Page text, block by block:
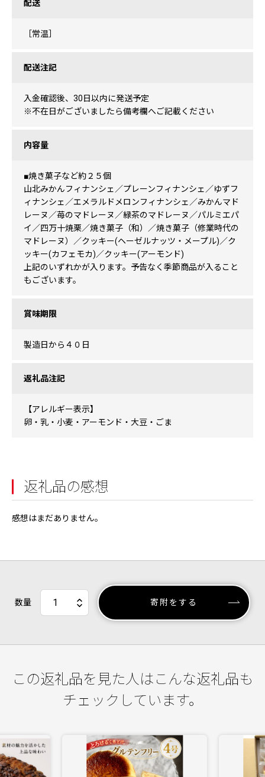
配送
［常温］
配送注記
入金確認後、30日以内に発送予定
※不在日がございましたら備考欄へご記載ください
内容量
■焼き菓子など約２５個
山北みかんフィナンシェ／プレーンフィナンシェ／ゆずフ
ィナンシェ／エメラルドメロンフィナンシェ／みかんマド
レーヌ／苺のマドレーヌ／緑茶のマドレーヌ／パルミエパ
イ／四万十焼栗／焼き菓子（和）／焼き菓子（修業時代の
マドレーヌ）／クッキー(ヘーゼルナッツ・メープル)／ク
ッキー(カフェモカ)／クッキー(アーモンド)
上記のいずれかが入ります。予告なく季節商品が入ること
もございます。
賞味期限
製造日から４０日
返礼品注記
【アレルギー表示】
卵・乳・小麦・アーモンド・大豆・ごま
返礼品の感想
感想はまだありません。
数量 寄附をする
この返礼品を見た人はこんな返礼品も
チェックしています。